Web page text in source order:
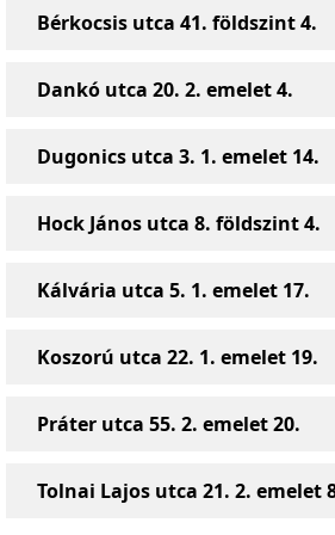
Bérkocsis utca 41. földszint 4.
Dankó utca 20. 2. emelet 4.
Dugonics utca 3. 1. emelet 14.
Hock János utca 8. földszint 4.
Kálvária utca 5. 1. emelet 17.
Koszorú utca 22. 1. emelet 19.
Práter utca 55. 2. emelet 20.
Tolnai Lajos utca 21. 2. emelet